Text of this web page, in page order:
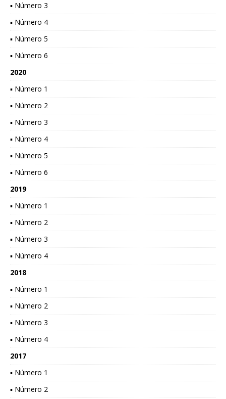
▪ Número 3
▪ Número 4
▪ Número 5
▪ Número 6
2020
▪ Número 1
▪ Número 2
▪ Número 3
▪ Número 4
▪ Número 5
▪ Número 6
2019
▪ Número 1
▪ Número 2
▪ Número 3
▪ Número 4
2018
▪ Número 1
▪ Número 2
▪ Número 3
▪ Número 4
2017
▪ Número 1
▪ Número 2